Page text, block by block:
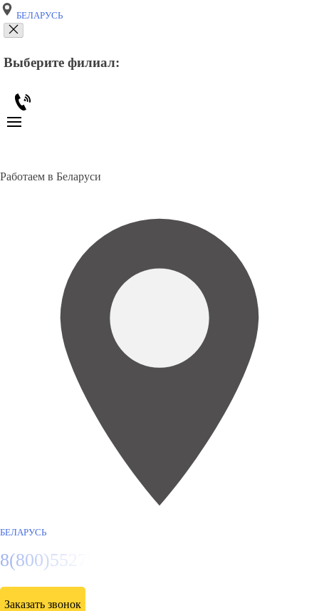
БЕЛАРУСЬ
Выберите филиал:
Работаем в Беларуси
БЕЛАРУСЬ
8(800)5527584
Заказать звонок